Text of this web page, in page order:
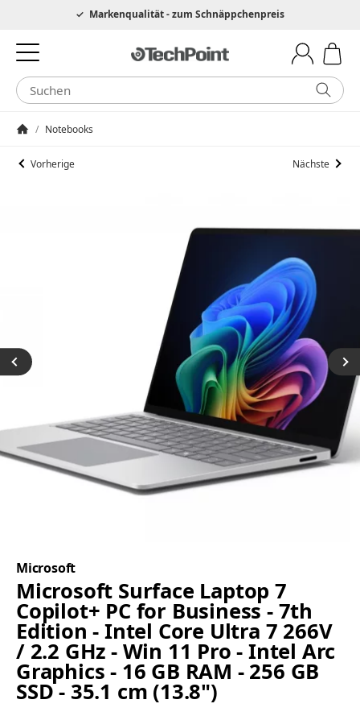
Hotline 0049 6205 3079975Markenqualität - zum Schnäppchenpreis
/ Notebooks
Vorherige Nächste
Microsoft
Microsoft Surface Laptop 7
Copilot+ PC for Business - 7th
Edition - Intel Core Ultra 7 266V
/ 2.2 GHz - Win 11 Pro - Intel Arc
Graphics - 16 GB RAM - 256 GB
SSD - 35.1 cm (13.8")